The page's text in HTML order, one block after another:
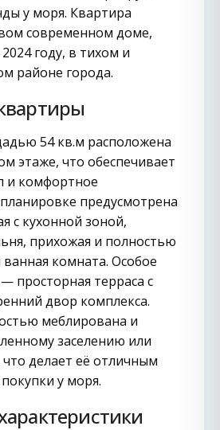
у моря. Квартира
современном доме,
году, в тихом и
районе города.
54 кв.м расположена
этаже, что обеспечивает
и комфортное
предусмотрена
с кухонной зоной,
прихожая и полностью
комната. Особое
просторная терраса с
двор комплекса.
меблирована и
заселению или
что делает её отличным
у моря.